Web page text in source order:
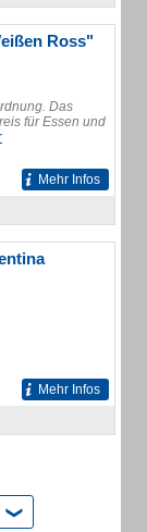
Ross"
Das
für Essen und
Mehr Infos
Mehr Infos